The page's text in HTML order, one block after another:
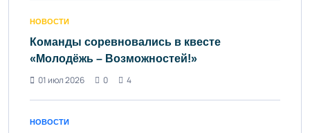
НОВОСТИ
Команды соревновались в квесте
«Молодёжь – Возможностей!»
01 июл 2026
0 4
НОВОСТИ